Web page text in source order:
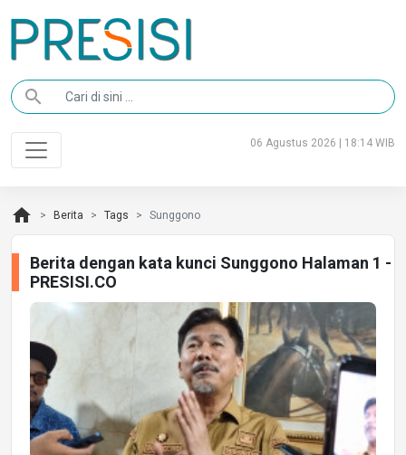
search
06 Agustus 2026 | 18:14 WIB
home Berita Tags Sunggono
Berita dengan kata kunci Sunggono Halaman 1 -
PRESISI.CO